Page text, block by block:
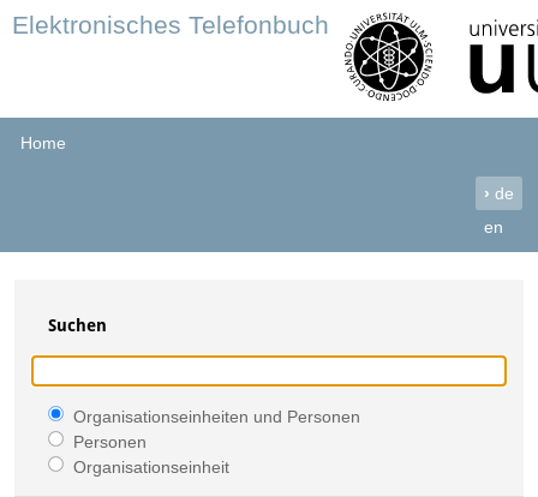
Elektronisches Telefonbuch
Home
› de
en
Suchen
Organisationseinheiten und Personen
Personen
Organisationseinheit